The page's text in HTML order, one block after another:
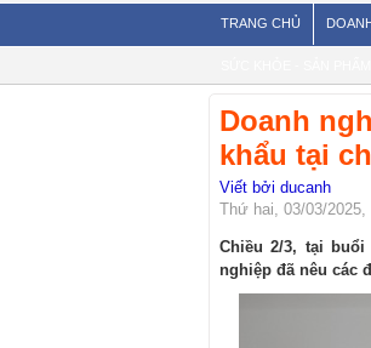
TRANG CHỦ
Doanh
khẩu tại
Viết bởi ducanh
Thứ hai, 03/03/
Chiều 2/3, tại
nghiệp đã nêu các